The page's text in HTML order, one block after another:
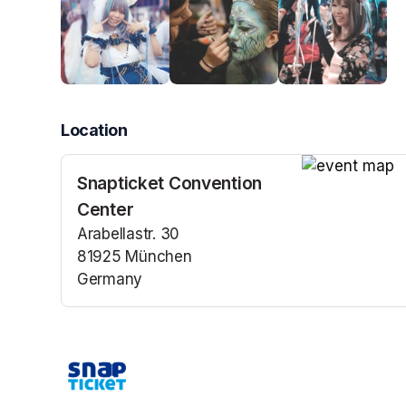
Location
Snapticket Convention
Center
Arabellastr. 30
81925 München
Germany
(opens in a new tab)